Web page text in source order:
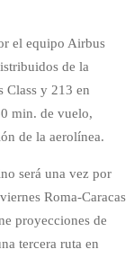
el equipo Airbus
de la
Class y 213 en
min. de vuelo,
de la aerolínea.
será una vez por
Roma-Caracas
proyecciones de
tercera ruta en